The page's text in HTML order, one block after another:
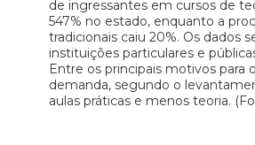
de ingressantes em cursos de
547% no estado, enquanto a
tradicionais caiu 20%. Os dados
instituições particulares e
Entre os principais motivos para
demanda, segundo o
aulas práticas e menos teoria.